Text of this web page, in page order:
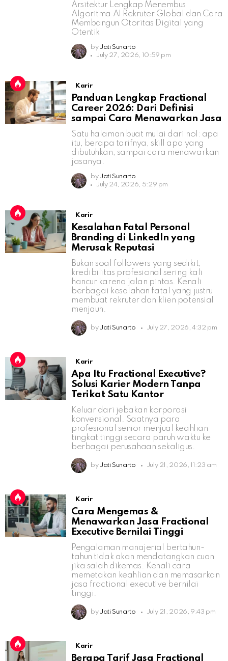
Arsitektur Lengkap Menembus
Algoritma AI Rekruter Global dan Cara
Membangun Otoritas Digital yang
Otentik
by Jati Sunarto
July 27, 2026, 10:59 pm
Karir
Panduan Lengkap Fractional
Career 2026: Dari Definisi
sampai Cara Menawarkan Jasa
Satu halaman buat mulai dari nol: apa
itu, berapa tarifnya, skill apa yang
dibutuhkan, sampai cara menawarkan
jasanya.
by Jati Sunarto
July 24, 2026, 5:29 pm
Karir
Kesalahan Fatal Personal
Branding di LinkedIn yang
Merusak Reputasi
Bukan soal followers yang sedikit,
kredibilitas profesional sering kali
hancur karena jalan pintas. Kenali
berbagai kesalahan fatal yang justru
membuat rekruter dan klien potensial
menjauh.
by Jati Sunarto July 27, 2026, 4:32 pm
Karir
Apa Itu Fractional Executive?
Solusi Karier Modern Tanpa
Terikat Satu Kantor
Keluar dari jebakan korporasi
konvensional. Saatnya para
profesional senior menjual keahlian
tingkat tinggi secara paruh waktu ke
berbagai perusahaan sekaligus.
by Jati Sunarto July 21, 2026, 11:23 am
Karir
Cara Mengemas &
Menawarkan Jasa Fractional
Executive Bernilai Tinggi
Pengalaman manajerial bertahun-
tahun tidak akan mendatangkan cuan
jika salah dikemas. Kenali cara
memetakan keahlian dan memasarkan
jasa fractional executive bernilai
tinggi.
by Jati Sunarto July 21, 2026, 9:43 pm
Karir
Berapa Tarif Jasa Fractional